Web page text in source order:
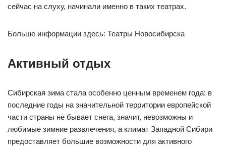
сейчас на слуху, начинали именно в таких театрах.
Больше информации здесь: Театры Новосибирска
Активный отдых
Сибирская зима стала особенно ценным временем года: в
последние годы на значительной территории европейской
части страны не бывает снега, значит, невозможны и
любимые зимние развлечения, а климат Западной Сибири
предоставляет большие возможности для активного